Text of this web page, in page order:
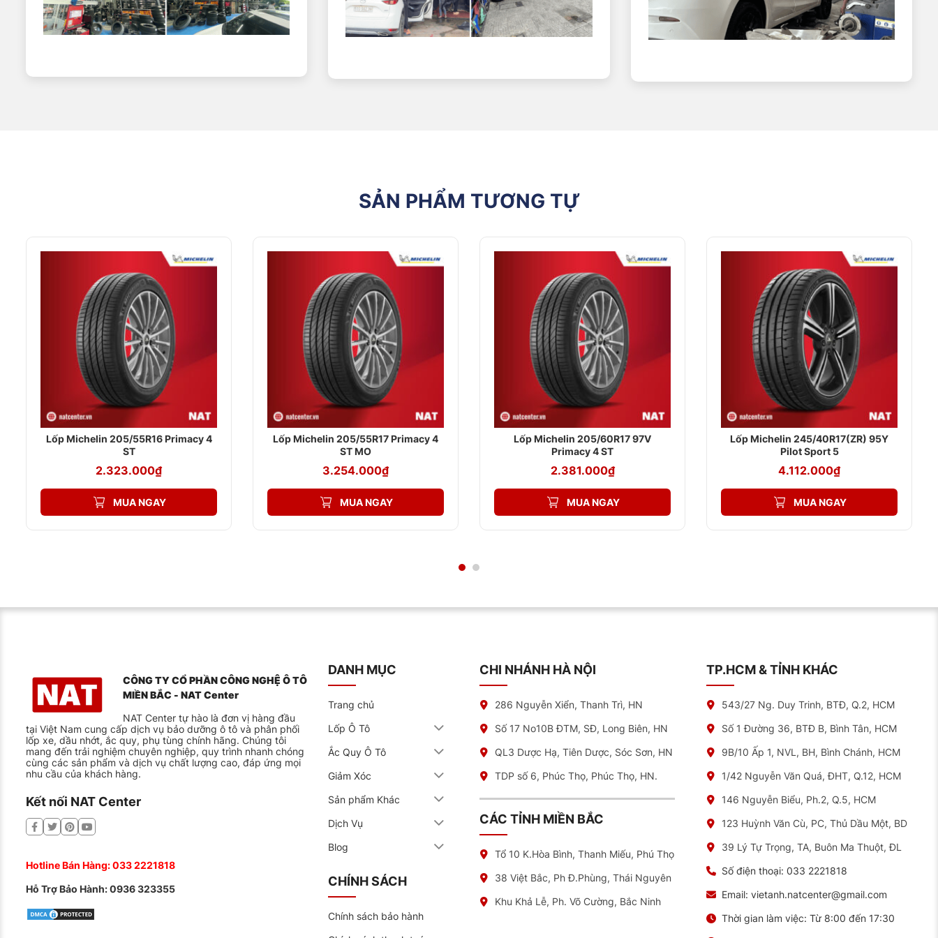
Cadillac
…
Là lựa chọn hàng đầu, Michelin 275/40ZR20 được ưu tiên cho những bác tài ưa thích dòng xe tốc độ. Để xe hoạt động êm ái, giữ trải nghiệm tốt khi xe chạy, bác tài cần kiểm tra lốp
Các hoa văn gai trên mặt lốp giúp bánh xe bám tốt trên nhiều bề mặt địa hình dù là những nơi có nhiều đất đá.
Phản ứng lái tốt
Được chế tạo bởi công nghệ Dynamic Response, lốp có năng lực phản ứng tốt, tăng cảm giác lái chính xác cho tài xế.
Khoảng cách phanh nhỏ
Nguyên vật liệu sử dụng cao cấp khiến lực ma sát được gia tăng vừa phải khi phanh xe, tạo sự an toàn khi lái.
NAT CENTER – ĐẠI LÝ ỦY QUYỀN CHÍNH THỨC CỦA MICHELIN TẠI VIỆT NAM
NAT CENTER cam kết cung cấp 100% lốp Michelin chính hãng, được nhập khẩu trực tiếp từ nhà máy Michelin. Mỗi sản phẩm đều có tem mác, hóa đơn đầy đủ, giúp bạn an tâm về chất
Dịch vụ chuyên nghiệp: Đội ngũ nhân viên tư vấn nhiệt tình, giàu kinh nghiệm, sẵn sàng hỗ trợ bạn lựa chọn được loại lốp phù hợp nhất với nhu cầu và điều kiện tài chính.
Cân bằng bánh xe
Bảo dưỡng xe định kỳ
Liên hệ ngay với NAT CENTER để được tư vấn và hỗ trợ tốt nhất:
Hotline: 0909 35 6688
Thời gian làm việc: 8:00 – 17:30
SẢN PHẨM TƯƠNG TỰ
Lốp Michelin 205/55R16 Primacy 4
ST
2.323.000₫
MUA NGAY
Lốp Michelin 205/55R17 Primacy 4
ST MO
3.254.000₫
MUA NGAY
Lốp Michelin 205/60R17 97V
Primacy 4 ST
2.381.000₫
MUA NGAY
Lốp Michelin 245/40R17(ZR) 95Y
Pilot Sport 5
4.112.000₫
MUA NGAY
CÔNG TY CỔ PHẦN CÔNG NGHỆ Ô TÔ
MIỀN BẮC - NAT Center
NAT Center tự hào là đơn vị hàng đầu
tại Việt Nam cung cấp dịch vụ bảo dưỡng ô tô và phân phối
lốp xe, dầu nhớt, ắc quy, phụ tùng chính hãng. Chúng tôi
mang đến trải nghiệm chuyên nghiệp, quy trình nhanh chóng
cùng các sản phẩm và dịch vụ chất lượng cao, đáp ứng mọi
nhu cầu của khách hàng.
Kết nối NAT Center
Hotline Bán Hàng:033 2221818
Hỗ Trợ Bảo Hành:0936 323355
DANH MỤC
Trang chủ
Lốp Ô Tô
Ắc Quy Ô Tô
Giảm Xóc
Sản phẩm Khác
Dịch Vụ
Blog
CHÍNH SÁCH
Chính sách bảo hành
CHI NHÁNH HÀ NỘI
286 Nguyễn Xiển, Thanh Trì, HN
Số 17 No10B ĐTM, SĐ, Long Biên, HN
QL3 Dược Hạ, Tiên Dược, Sóc Sơn, HN
TDP số 6, Phúc Thọ, Phúc Thọ, HN.
CÁC TỈNH MIỀN BẮC
Tổ 10 K.Hòa Bình, Thanh Miếu, Phú Thọ
38 Việt Bắc, Ph Đ.Phùng, Thái Nguyên
Khu Khả Lễ, Ph. Võ Cường, Bắc Ninh
TP.HCM & TỈNH KHÁC
543/27 Ng. Duy Trinh, BTĐ, Q.2, HCM
Số 1 Đường 36, BTĐ B, Bình Tân, HCM
9B/10 Ấp 1, NVL, BH, Bình Chánh, HCM
1/42 Nguyễn Văn Quá, ĐHT, Q.12, HCM
146 Nguyễn Biểu, Ph.2, Q.5, HCM
123 Huỳnh Văn Cù, PC, Thủ Dầu Một, BD
39 Lý Tự Trọng, TA, Buôn Ma Thuột, ĐL
Số điện thoại: 033 2221818
Email: vietanh.natcenter@gmail.com
Thời gian làm việc: Từ 8:00 đến 17:30